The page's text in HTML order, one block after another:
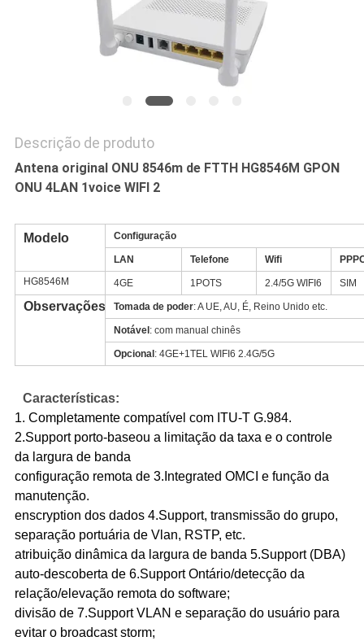
Descrição de produto
Antena original ONU 8546m de FTTH HG8546M GPON
ONU 4LAN 1voice WIFI 2
Modelo Configuração
LAN Telefone Wifi
HG8546M
4GE 1POTS 2.4/5G WIFI6 SIM
Observações Tomada de poder: A UE, AU, É, Reino Unido etc.
Notável : com manual chinês
Opcional : 4GE+1TEL WIFI6 2.4G/5G
Características:
1. Completamente compatível com ITU-T G.984.
2.Support porto-baseou a limitação da taxa e o controle
da largura de banda
configuração remota de 3.Integrated OMCI e função da
manutenção.
enscryption dos dados 4.Support, transmissão do grupo,
separação portuária de Vlan, RSTP, etc.
atribuição dinâmica da largura de banda 5.Support (DBA)
auto-descoberta de 6.Support Ontário/detecção da
relação/elevação remota do software;
divisão de 7.Support VLAN e separação do usuário para
evitar o broadcast storm;